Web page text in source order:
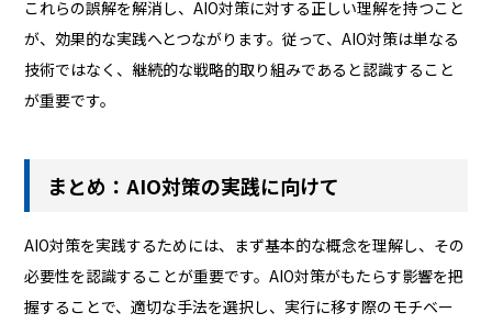
これらの誤解を解消し、AIO対策に対する正しい理解を持つこと
が、効果的な実践へとつながります。従って、AIO対策は単なる
技術ではなく、継続的な戦略的取り組みであると認識すること
が重要です。
まとめ：AIO対策の実践に向けて
AIO対策を実践するためには、まず基本的な概念を理解し、その
必要性を認識することが重要です。AIO対策がもたらす影響を把
握することで、適切な手法を選択し、実行に移す際のモチベー